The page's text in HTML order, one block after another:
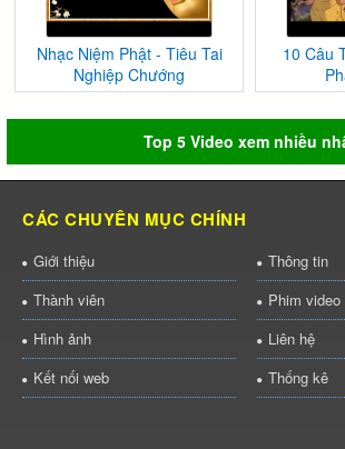
Nhạc Niệm Phật - Tiêu Tai
Nghiệp Chướng
10 Câu
Top 5 Video xem nhiều
CÁC CHUYÊN MỤC CHÍNH
Giới thiệu
Thông tin
Thành viên
Phim video
Hình ảnh
Liên hệ
Kết nối web
Thống kê